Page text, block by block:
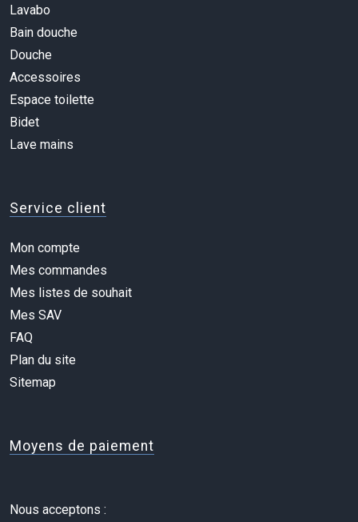
Lavabo
Bain douche
Douche
Accessoires
Espace toilette
Bidet
Lave mains
Service client
Mon compte
Mes commandes
Mes listes de souhait
Mes SAV
FAQ
Plan du site
Sitemap
Moyens de paiement
Nous acceptons :